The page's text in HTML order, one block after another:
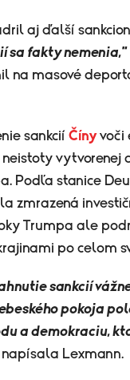
aj ďalší
sa fakty nemenia,"
na masové
sankcií Čínyvoči
vytvorenej
Podľa stanice
zmrazená
Trumpa ale
po celom
sankcií
pokoja
a demokraciu,
napísala Lexmann.